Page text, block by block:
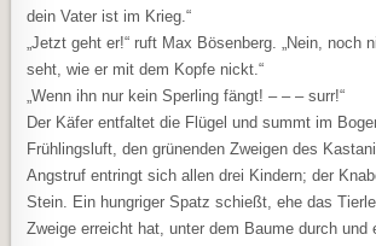
dein Vater ist im Krieg.“
„Jetzt geht er!“ ruft Max Bösenberg. „Nein, noch
seht, wie er mit dem Kopfe nickt.“
„Wenn ihn nur kein Sperling fängt! – – – surr!“
Der Käfer entfaltet die Flügel und summt im
Frühlingsluft, den grünenden Zweigen des
Angstruf entringt sich allen drei Kindern; der
Stein. Ein hungriger Spatz schießt, ehe das
Zweige erreicht hat, unter dem Baume durch und